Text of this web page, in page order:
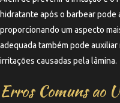
hidratante após o barbear pode
proporcionando um aspecto
adequada também pode
irritações causadas pela lâmina.
Erros Comuns ao